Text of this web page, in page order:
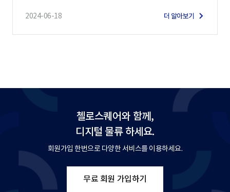
2024-06-18 더 알아보기
첼로스퀘어와 함께,
디지털 물류 하세요.
회원가입 한번으로 다양한 서비스를 이용하세요.
무료 회원 가입하기